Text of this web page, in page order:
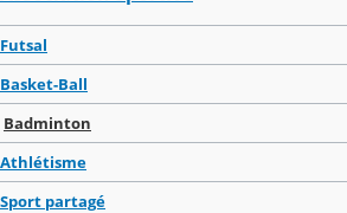
Futsal
Basket-Ball
Badminton
Athlétisme
Sport partagé